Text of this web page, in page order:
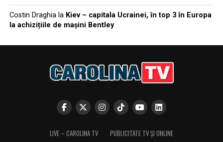
Costin Draghiala Kiev – capitala Ucrainei, în top 3 în Europa
la achizițiile de mașini Bentley
LIVE – CAROLINA TV
PUBLICITATE TV ȘI ONLINE